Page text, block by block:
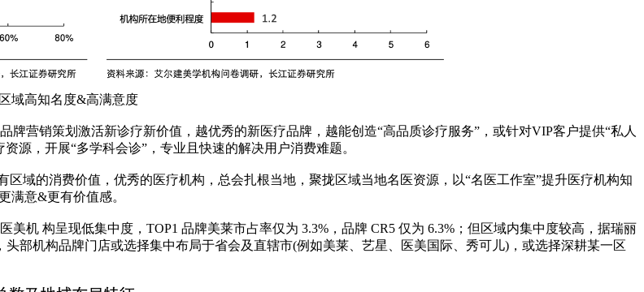
域高知名度&高满意度
营销策划激活新诊疗新价值，越优秀的新医疗品牌，越能创造“高品质诊疗服务”，或针对VIP客户提供“私人
源，开展“多学科会诊”，专业且快速的解决用户消费难题。
域的消费价值，优秀的医疗机构，总会扎根当地，聚拢区域当地名医资源，以“名医工作室”提升医疗机构知
满意&更有价值感。
机 构呈现低集中度，TOP1 品牌美莱市占率仅为 3.3%，品牌 CR5 仅为 6.3%；但区域内集中度较高，据瑞丽
部机构品牌门店或选择集中布局于省会及直辖市(例如美莱、艺星、医美国际、秀可儿)，或选择深耕某一区